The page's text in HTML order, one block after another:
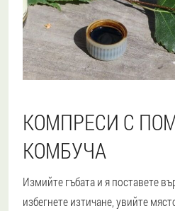
КОМПРЕСИ С
КОМБУЧА
Измийте гъбата и я поставете
избегнете изтичане, увийте